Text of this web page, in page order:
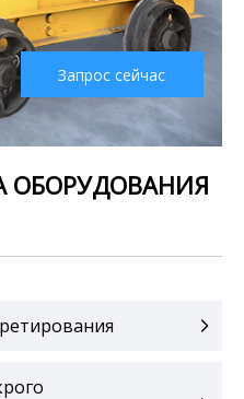
Запрос сейчас
ОБОРУДОВАНИЯ